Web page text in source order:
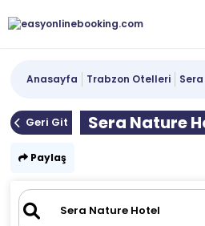
Anasayfa Trabzon Otelleri
Geri Git Sera Nature
Paylaş